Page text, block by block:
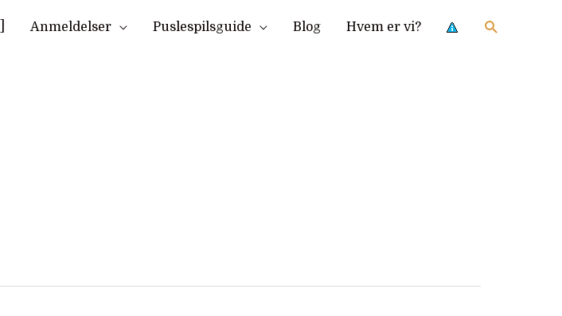
Anmeldelser Puslespilsguide Blog Hvem er vi? Søg